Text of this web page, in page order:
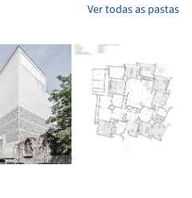
Ver todas as pastas